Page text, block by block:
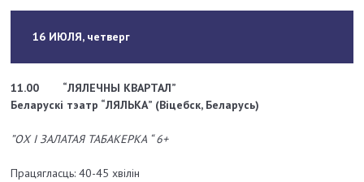
16 ИЮЛЯ, четверг
11.00
“ЛЯЛЕЧНЫ КВАРТАЛ”
Беларускі тэатр “ЛЯЛЬКА” (Віцебск, Беларусь)
”ОХ І ЗАЛАТАЯ ТАБАКЕРКА “ 6+
Працягласць: 40-45 хвілін